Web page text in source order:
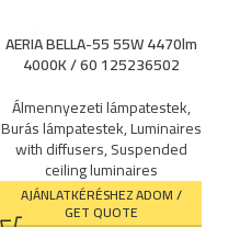
AERIA BELLA-55 55W 4470lm
4000K / 60 125236502
Álmennyezeti lámpatestek,
Burás lámpatestek,Luminaires
with diffusers,Suspended
ceiling luminaires
AJÁNLATKÉRÉSHEZ ADOM /
GET QUOTE